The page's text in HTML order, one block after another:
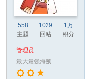
558
主题
1029
回帖
1万
积分
管理员
最大最强海贼